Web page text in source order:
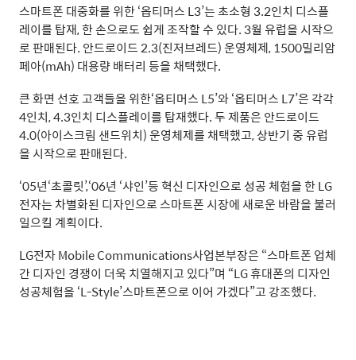
스마트폰 대중화를 위한 ‘옵티머스 L3’는 초소형 3.2인치 디스플
레이를 탑재, 한 손으로도 쉽게 조작할 수 있다. 3월 유럽을 시작으
로 판매된다. 안드로이드 2.3(진저브레드) 운영체제, 1500밀리암
페아(mAh) 대용량 배터리 등을 채택했다.
큰 화면 선호 고객들을 위한‘옵티머스 L5’와 ‘옵티머스 L7’은 각각
4인치, 4.3인치 디스플레이를 탑재했다. 두 제품은 안드로이드
4.0(아이스크림 샌드위치) 운영체제를 채택했고, 상반기 중 유럽
을 시작으로 판매된다.
‘05년‘초콜릿’,‘06년 ‘샤인’등 혁신 디자인으로 성공 체험을 한 LG
전자는 차별화된 디자인으로 스마트폰 시장에 새로운 바람을 불러
일으킬 계획이다.
LG전자 Mobile Communications사업본부장은 “스마트폰 업체
간 디자인 경쟁이 더욱 치열해지고 있다”며 “LG 휴대폰의 디자인
성공체험을 ‘L-Style’스마트폰으로 이어 가겠다”고 강조했다.